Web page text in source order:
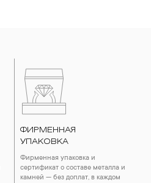
ФИРМЕННАЯ
УПАКОВКА
Фирменная упаковка и
сертификат о составе металла и
камней — без доплат, в каждом